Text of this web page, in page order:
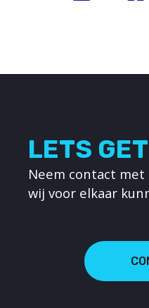
LETS
Neem contact
wij voor elkaar